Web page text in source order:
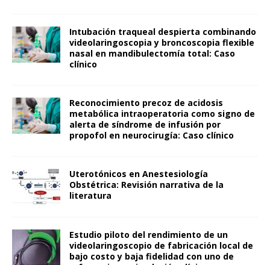
Intubación traqueal despierta combinando
videolaringoscopia y broncoscopia flexible
nasal en mandibulectomía total: Caso
clínico
Reconocimiento precoz de acidosis
metabólica intraoperatoria como signo de
alerta de síndrome de infusión por
propofol en neurocirugía: Caso clínico
Uterotónicos en Anestesiología
Obstétrica: Revisión narrativa de la
literatura
Estudio piloto del rendimiento de un
videolaringoscopio de fabricación local de
bajo costo y baja fidelidad con uno de